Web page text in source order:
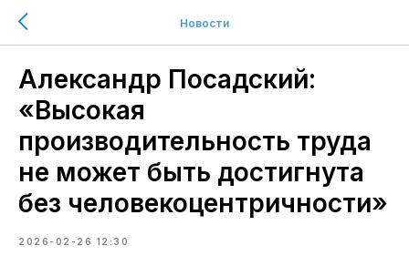
Новости
Александр Посадский:
«Высокая
производительность труда
не может быть достигнута
без человекоцентричности»
2026-02-26 12:30